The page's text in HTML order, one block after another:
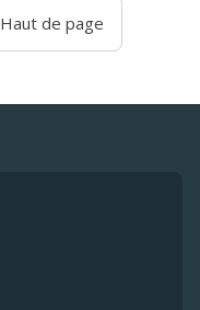
Haut de page